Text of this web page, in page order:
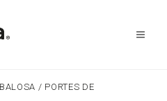
/ PORTES DE